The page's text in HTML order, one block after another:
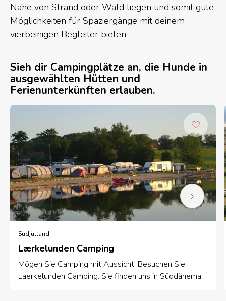
Nähe von Strand oder Wald liegen und somit gute
Möglichkeiten für Spaziergänge mit deinem
vierbeinigen Begleiter bieten.
Sieh dir Campingplätze an, die Hunde in
ausgewählten Hütten und
Ferienunterkünften erlauben.
Südjütland
Lærkelunden Camping
Mögen Sie Camping mit Aussicht! Besuchen Sie
Laerkelunden Camping. Sie finden uns in Süddänemark